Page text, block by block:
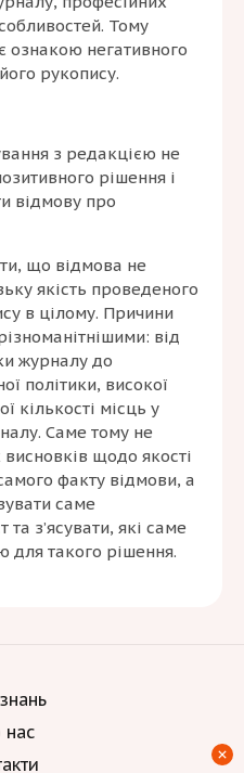
Тому
ознакою негативного
рукопису.
з редакцією не
рішення і
відмову про
що відмова не
якість проведеного
в цілому. Причини
від
журналу до
політики, високої
кількості місць у
Саме тому не
щодо якості
факту відмови, а
саме
з’ясувати, які саме
для такого рішення.
нас